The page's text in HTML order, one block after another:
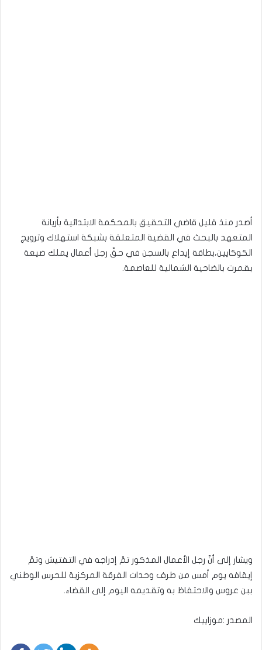
أصدر منذ قليل قاضي التحقيق بالمحكمة الابتدائية بأريانة
المتعهد بالبحث في القضية المتعلقة بشبكة استهلاك وترويج
الكوكايين،بطاقة إيداع بالسجن في حقّ رجل أعمال يملك ضيعة
بقمرت بالضاحية الشمالية للعاصمة.
ويشار إلى أنّ رجل الأعمال المذكور تمّ إدراجه في التفتيش وتمّ
إيقافه يوم أمس من طرف وحدات الفرقة المركزية للحرس الوطني
ببن عروس والاحتفاظ به وتقديمه اليوم إلى القضاء.
المصدر :موزاييك